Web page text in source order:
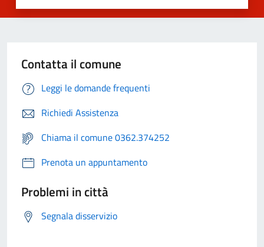
Contatta il comune
Leggi le domande frequenti
Richiedi Assistenza
Chiama il comune 0362.374252
Prenota un appuntamento
Problemi in città
Segnala disservizio